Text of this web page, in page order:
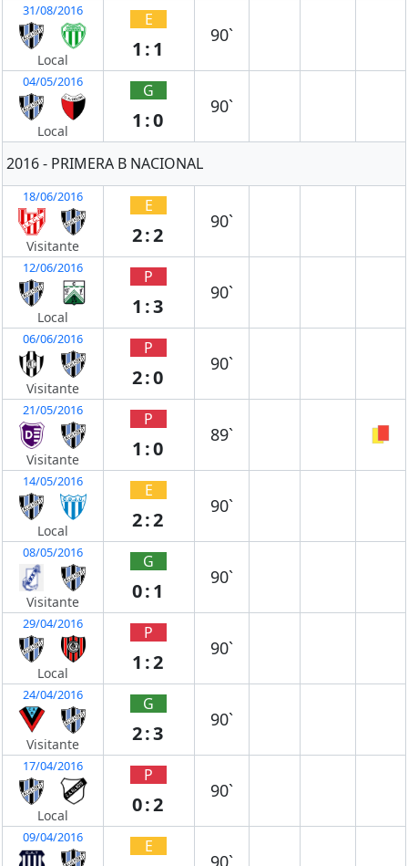
31/08/2016
Local
E
1:1
90`
04/05/2016
Local
G
1:0
90`
2016 - PRIMERA B NACIONAL
18/06/2016
Visitante
E
2:2
90`
12/06/2016
Local
P
1:3
90`
06/06/2016
Visitante
P
2:0
90`
21/05/2016
Visitante
P
1:0
89`
14/05/2016
Local
E
2:2
90`
08/05/2016
Visitante
G
0:1
90`
29/04/2016
Local
P
1:2
90`
24/04/2016
Visitante
G
2:3
90`
17/04/2016
Local
P
0:2
90`
09/04/2016 E
90`